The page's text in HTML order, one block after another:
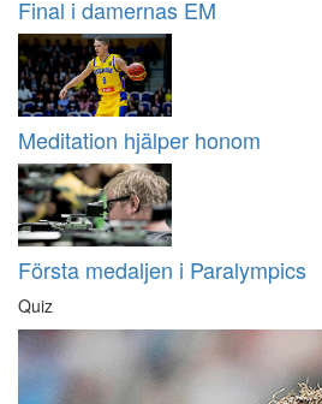
Final i damernas EM
Meditation hjälper honom
Första medaljen i Paralympics
Quiz